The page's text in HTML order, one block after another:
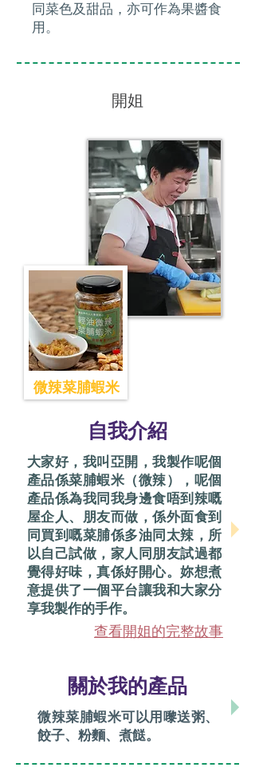
同菜色及甜品，亦可作為果醬食
用。
開姐
微辣菜脯蝦米
​自我介紹
大家好，我叫亞開，我製作呢個
產品係菜脯蝦米（微辣），呢個
產品係為我同我身邊食唔到辣嘅
屋企人、朋友而做，係外面食到
同買到嘅菜脯係多油同太辣，所
以自己試做，家人同朋友試過都
覺得好味，真係好開心。妳想煮
意提供了一個平台讓我和大家分
享我製作的手作。
查看開姐的完整故事
關於我的產品
微辣菜脯蝦米可以用嚟送粥、
餃子、粉麵、煮餸。